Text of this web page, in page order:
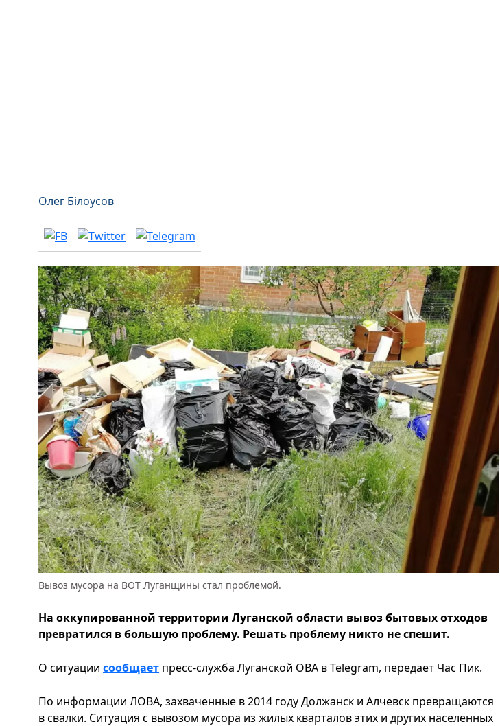
Олег Білоусов
Вывоз мусора на ВОТ Луганщины стал проблемой.
На оккупированной территории Луганской области вывоз бытовых отходов
превратился в большую проблему. Решать проблему никто не спешит.
О ситуации сообщает пресс-служба Луганской ОВА в Telegram, передает Час Пик.
По информации ЛОВА, захваченные в 2014 году Должанск и Алчевск превращаются
в свалки. Ситуация с вывозом мусора из жилых кварталов этих и других населенных